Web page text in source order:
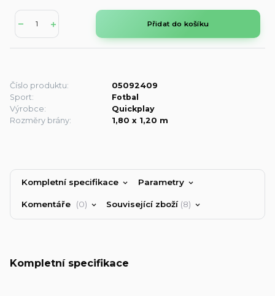
Přidat do košíku
Číslo produktu:
05092409
Sport:
Fotbal
Výrobce:
Quickplay
Rozměry brány:
1,80 x 1,20 m
Kompletní specifikace Parametry
Komentáře 0 Související zboží 8
Kompletní specifikace